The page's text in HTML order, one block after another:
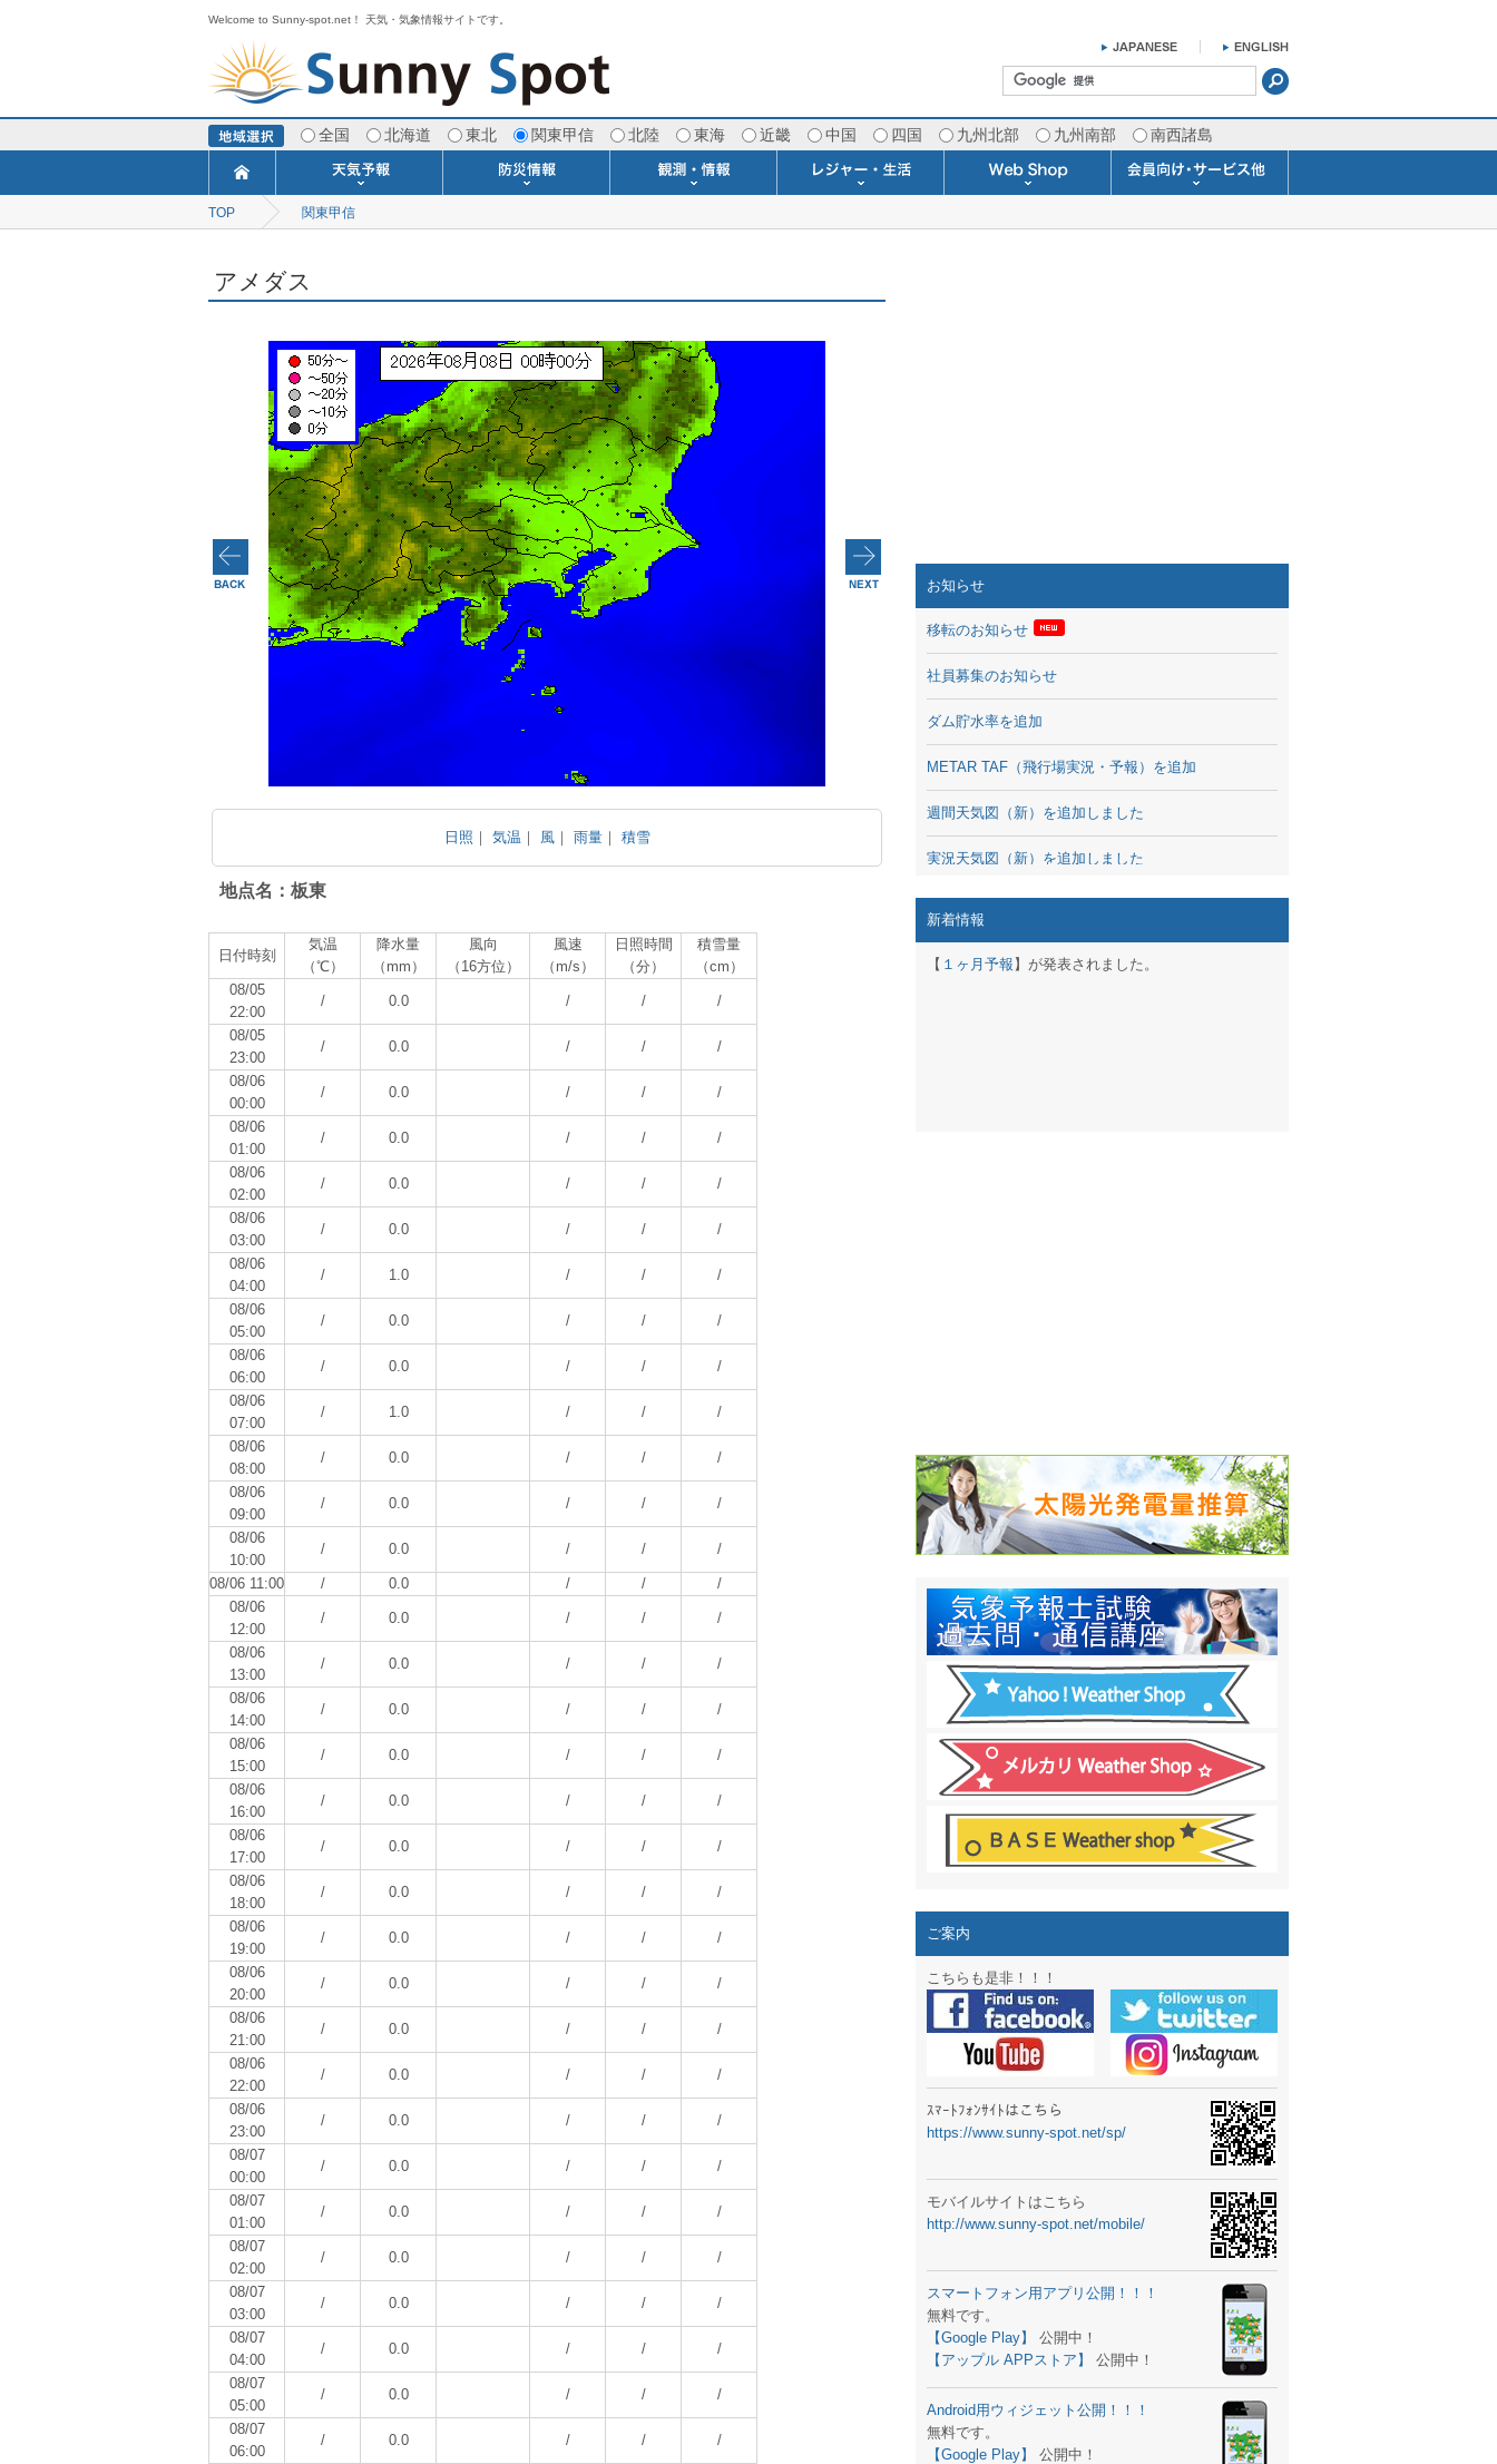
Welcome to Sunny-spot.net！ 天気・気象情報サイトです。
全国 北海道 東北 関東甲信 北陸 東海 近畿 中国 四国 九州北部 九州南部 南西諸島
TOPICS
分布予報
今日明日の天気
ポイント予報
週間天気予報
1ヶ月予報
3ヶ月予報
寒・暖候期予報
世界の天気
海上予報
TOP 関東甲信
アメダス
日照 ｜ 気温 ｜ 風｜ 雨量｜ 積雪
地点名：板東
日付時刻
気温
（℃）
降水量
（mm）
風向
（16方位）
風速
（m/s）
日照時間
（分）
積雪量
（cm）
08/05
22:00
/ 0.0 / / /
08/05
23:00
/ 0.0 / / /
08/06
00:00
/ 0.0 / / /
08/06
01:00
/ 0.0 / / /
08/06
02:00
/ 0.0 / / /
08/06
03:00
/ 0.0 / / /
08/06
04:00
/ 1.0 / / /
08/06
05:00
/ 0.0 / / /
08/06
06:00
/ 0.0 / / /
08/06
07:00
/ 1.0 / / /
08/06
08:00
/ 0.0 / / /
08/06
09:00
/ 0.0 / / /
08/06
10:00
/ 0.0 / / /
08/06 11:00 / 0.0 / /
/
08/06
12:00
/ 0.0 / / /
08/06
13:00
/ 0.0 / / /
08/06
14:00
/ 0.0 / / /
08/06
15:00
/ 0.0 / / /
08/06
16:00
/ 0.0 / / /
08/06
17:00
/ 0.0 / / /
08/06
18:00
/ 0.0 / / /
08/06
19:00
/ 0.0 / / /
08/06
20:00
/ 0.0 / / /
08/06
21:00
/ 0.0 / / /
08/06
22:00
/ 0.0 / / /
08/06
23:00
/ 0.0 / / /
08/07
00:00
/ 0.0 / / /
08/07
01:00
/ 0.0 / / /
08/07
02:00
/ 0.0 / / /
08/07
03:00
/ 0.0 / / /
08/07
04:00
/ 0.0 / / /
08/07
05:00
/ 0.0 / / /
08/07
06:00
/ 0.0 / / /
お知らせ
移転のお知らせ
社員募集のお知らせ
ダム貯水率を追加
METAR TAF（飛行場実況・予報）を追加
週間天気図（新）を追加しました
実況天気図（新）を追加しました
ｽﾏｰﾄﾌｫﾝ用のサイト作成！
結露 10日間予報オプション追加！
ガリレオ温度計&天気管新色登場！
HPリニューアル第２弾：本サイト Update!
HPリニューアル第１弾：英語ページOPEN
週間天気図&週間波浪図を10日に延長しました
太陽光発電量の推算はじめました
気象情報通知サービス「お天気見張り番」開始
週間波浪図追加しました。
予報士通信講座に解析ツール追加！！
専門天気図アーカイブ開始！！
スマートフォン アプリ バージョンアップ
ラジオメーターニュータイプ新登場！
スマートフォン ウィジェット公開
気象予報士スクールの御案内
弊社事務所を移転しました。
生物平年値 更新
予報士学習サイト OPEN！
専門天気図 追加
ラジオメーター輸入販売開始！
スマートフォン アプリ バージョンアップ
お天気パーツ 追加
新着情報
【 １ヶ月予報 】が発表されました。
ご案内
こちらも是非！！！
ｽﾏｰﾄﾌｫﾝｻｲﾄはこちら
https://www.sunny-spot.net/sp/
モバイルサイトはこちら
http://www.sunny-spot.net/mobile/
スマートフォン用アプリ公開！！！
無料です。
【Google Play】
公開中！
【アップル APPストア】
公開中！
Android用ウィジェット公開！！！
無料です。
【Google Play】
公開中！